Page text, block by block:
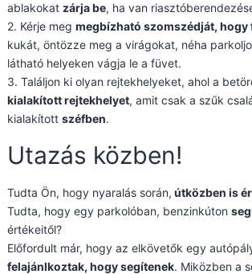
ablakokat zárja be, ha van
2. Kérje meg megbízható szomszédját, hogy
kukát, öntözze meg a virágokat, néha
látható helyeken vágja le a füvet.
3. Találjon ki olyan rejtekhelyeket, ahol a
kialakított rejtekhelyet, amit csak a szűk
kialakított széfben.
Utazás közben!
Tudta Ön, hogy nyaralás során, útközben is
Tudta, hogy egy parkolóban, benzinkúton
értékeitől?
Előfordult már, hogy az elkövetők egy
felajánlkoztak, hogy segítenek. Miközben a